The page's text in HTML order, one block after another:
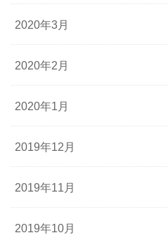
2020年3月
2020年2月
2020年1月
2019年12月
2019年11月
2019年10月